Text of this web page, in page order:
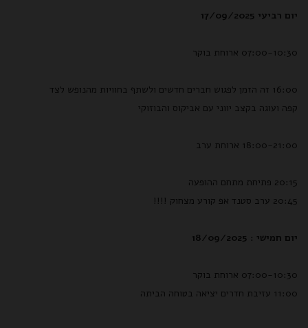
יום רביעי 17/09/2025
07:00-10:30 ארוחת בוקר
16:00 זה הזמן לפגוש חברים חדשים ולשתף בחוויות מהנופש לצד
קפה ועוגה בקצב יווני עם אביקוס והבוזוקי
18:00-21:00 ארוחת ערב
20:15 פתיחת מתחם ההופעה
20:45 ערב סטנד אפ קורע מצחוק !!!!
יום חמישי : 18/09/2025
07:00-10:30 ארוחת בוקר
11:00 עזיבת חדרים יציאה בטוחה הביתה